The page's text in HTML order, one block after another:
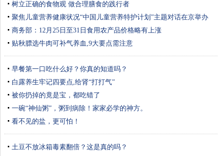
树立正确的食物观 做合理膳食的践行者
聚焦儿童营养健康状况“中国儿童营养特护计划”主题对话在京举办
商务部：12月25日至31日食用农产品价格略有上涨
贴秋膘选牛肉可补气养血,9大要点需注意
早餐第一口吃什么好？你真的知道吗？
白露养生牢记四要点,给肾“打打气”
被你扔掉的竟是宝，都吃错了
一碗“神仙粥”，粥到病除！家家必学的神方。
看不见的盐，更可怕！
土豆不放冰箱毒素翻倍？这是真的吗？